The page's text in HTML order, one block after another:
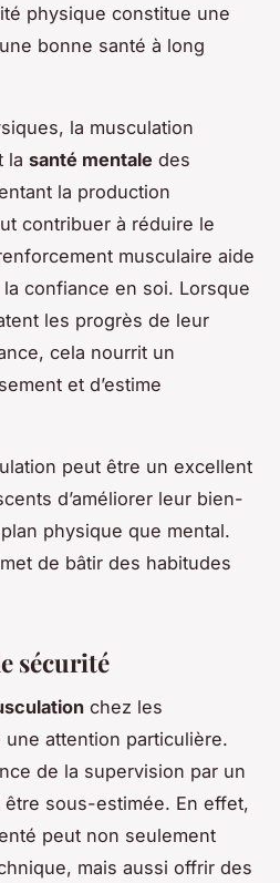
physique constitue une
bonne santé à long
la musculation
la santé mentale des
la production
contribuer à réduire le
musculaire aide
confiance en soi. Lorsque
les progrès de leur
cela nourrit un
et d’estime
peut être un excellent
d’améliorer leur bien-
physique que mental.
de bâtir des habitudes
sécurité
chez les
attention particulière.
de la supervision par un
sous-estimée. En effet,
peut non seulement
mais aussi offrir des